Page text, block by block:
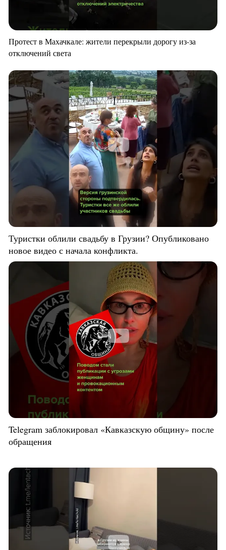
Протест в Махачкале: жители перекрыли дорогу из-за
отключений света
Туристки облили свадьбу в Грузии? Опубликовано
новое видео с начала конфликта.
Telegram заблокировал «Кавказскую общину» после
обращения